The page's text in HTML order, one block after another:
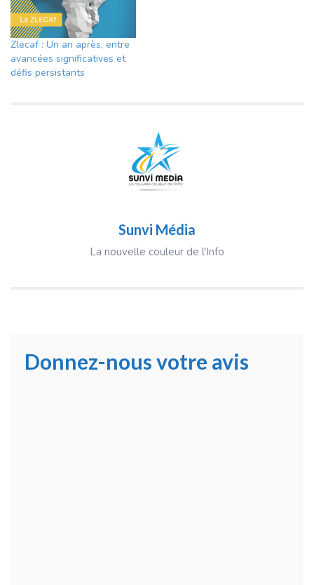
Zlecaf : Un an après, entre
avancées significatives et
défis persistants
Sunvi Média
La nouvelle couleur de l'Info
Donnez-nous votre avis